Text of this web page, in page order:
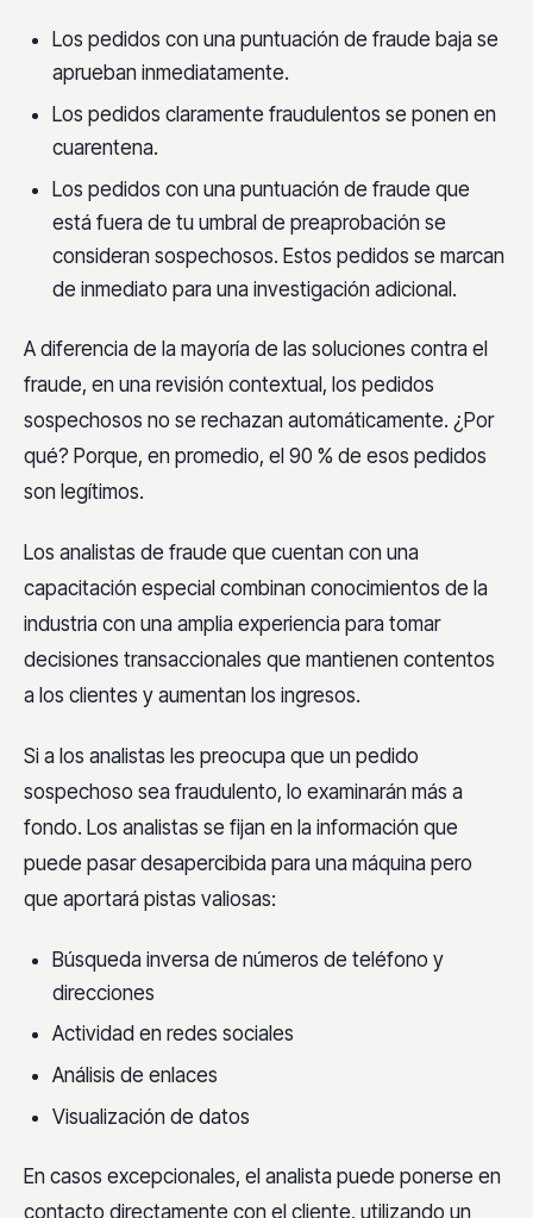
Los pedidos con una puntuación de fraude baja se
aprueban inmediatamente.
Los pedidos claramente fraudulentos se ponen en
cuarentena.
Los pedidos con una puntuación de fraude que
está fuera de tu umbral de preaprobación se
consideran sospechosos. Estos pedidos se marcan
de inmediato para una investigación adicional.
A diferencia de la mayoría de las soluciones contra el
fraude, en una revisión contextual, los pedidos
sospechosos no se rechazan automáticamente. ¿Por
qué? Porque, en promedio, el 90 % de esos pedidos
son legítimos.
Los analistas de fraude que cuentan con una
capacitación especial combinan conocimientos de la
industria con una amplia experiencia para tomar
decisiones transaccionales que mantienen contentos
a los clientes y aumentan los ingresos.
Si a los analistas les preocupa que un pedido
sospechoso sea fraudulento, lo examinarán más a
fondo. Los analistas se fijan en la información que
puede pasar desapercibida para una máquina pero
que aportará pistas valiosas:
Búsqueda inversa de números de teléfono y
direcciones
Actividad en redes sociales
Análisis de enlaces
Visualización de datos
En casos excepcionales, el analista puede ponerse en
contacto directamente con el cliente, utilizando un